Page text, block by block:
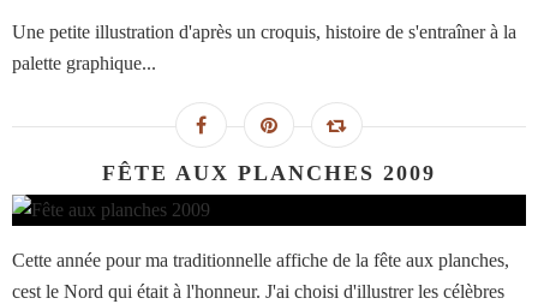
Une petite illustration d'après un croquis, histoire de s'entraîner à la
palette graphique...
FÊTE AUX PLANCHES 2009
Cette année pour ma traditionnelle affiche de la fête aux planches,
cest le Nord qui était à l'honneur. J'ai choisi d'illustrer les célèbres